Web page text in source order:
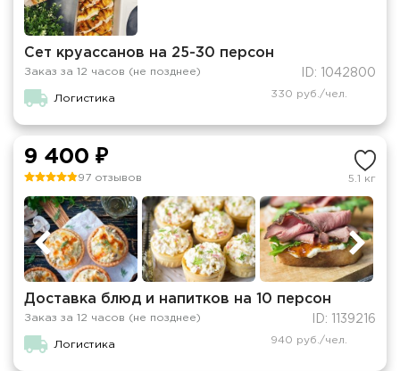
Сет круассанов на 25-30 персон
Заказ за 12 часов (не позднее) ID: 1042800
Логистика 330 руб./чел.
9 400 ₽
97 отзывов 5.1 кг
Доставка блюд и напитков на 10 персон
Заказ за 12 часов (не позднее) ID: 1139216
Логистика 940 руб./чел.